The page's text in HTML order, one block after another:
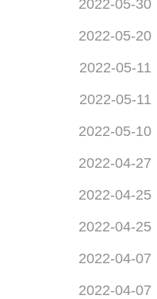
2022-05-30
2022-05-20
2022-05-11
2022-05-11
2022-05-10
2022-04-27
2022-04-25
2022-04-25
2022-04-07
2022-04-07